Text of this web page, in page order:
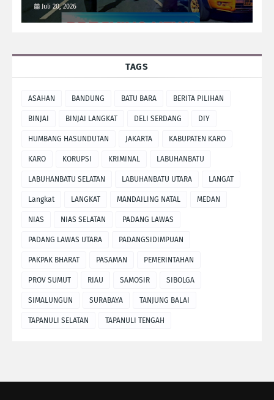
Laksanakan Patroli Malam
Juli 20, 2026
TAGS
ASAHAN BANDUNG BATU BARA BERITA PILIHAN
BINJAI BINJAI LANGKAT DELI SERDANG DIY
HUMBANG HASUNDUTAN JAKARTA KABUPATEN KARO
KARO KORUPSI KRIMINAL LABUHANBATU
LABUHANBATU SELATAN LABUHANBATU UTARA LANGAT
Langkat LANGKAT MANDAILING NATAL MEDAN
NIAS NIAS SELATAN PADANG LAWAS
PADANG LAWAS UTARA PADANGSIDIMPUAN
PAKPAK BHARAT PASAMAN PEMERINTAHAN
PROV SUMUT RIAU SAMOSIR SIBOLGA
SIMALUNGUN SURABAYA TANJUNG BALAI
TAPANULI SELATAN TAPANULI TENGAH